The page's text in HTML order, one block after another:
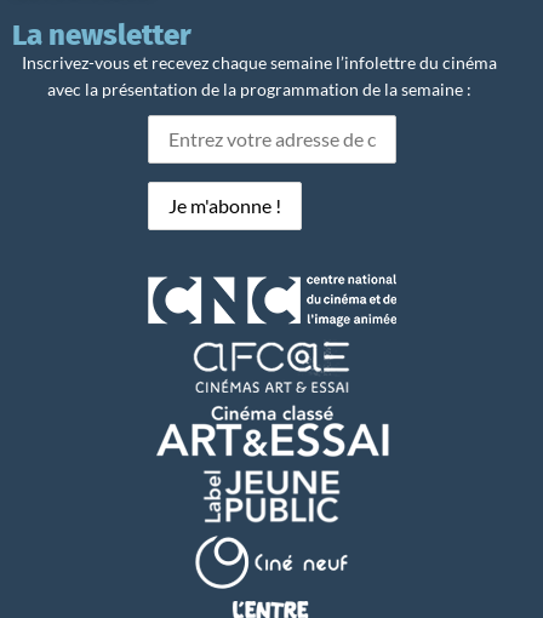
La newsletter
Inscrivez-vous et recevez chaque semaine l’infolettre du cinéma
avec la présentation de la programmation de la semaine :